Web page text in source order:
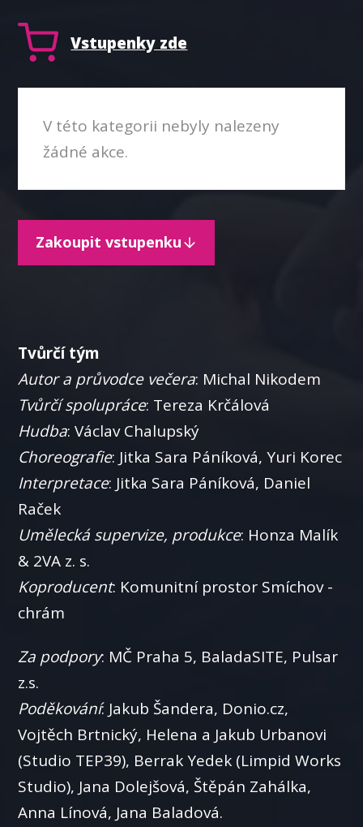
Vstupenky zde
V této kategorii nebyly nalezeny
žádné akce.
Zakoupit vstupenku
Tvůrčí tým
Autor a průvodce večera: Michal Nikodem
Tvůrčí spolupráce: Tereza Krčálová
Hudba: Václav Chalupský
Choreografie: Jitka Sara Páníková, Yuri Korec
Interpretace: Jitka Sara Páníková, Daniel
Raček
Umělecká supervize, produkce: Honza Malík
& 2VA z. s.
Koproducent: Komunitní prostor Smíchov -
chrám
Za podpory: MČ Praha 5, BaladaSITE, Pulsar
z.s.
Poděkování: Jakub Šandera, Donio.cz,
Vojtěch Brtnický, Helena a Jakub Urbanovi
(Studio TEP39), Berrak Yedek (Limpid Works
Studio), Jana Dolejšová, Štěpán Zahálka,
Anna Línová, Jana Baladová.